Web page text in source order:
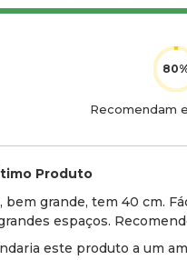
Recomendam
Produto
grande, tem 40 cm.
espaços.
este produto a um